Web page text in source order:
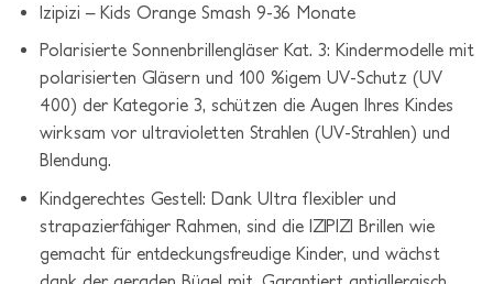
Izipizi – Kids Orange Smash 9-36 Monate
Polarisierte Sonnenbrillengläser Kat. 3: Kindermodelle mit
polarisierten Gläsern und 100 %igem UV-Schutz (UV
400) der Kategorie 3, schützen die Augen Ihres Kindes
wirksam vor ultravioletten Strahlen (UV-Strahlen) und
Blendung.
Kindgerechtes Gestell: Dank Ultra flexibler und
strapazierfähiger Rahmen, sind die IZIPIZI Brillen wie
gemacht für entdeckungsfreudige Kinder, und wächst